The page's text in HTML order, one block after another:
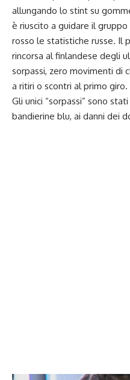
allungando lo stint su
è riuscito a guidare il
rosso le statistiche russe. Il
rincorsa al finlandese degli
sorpassi, zero movimenti di
a ritiri o scontri al primo giro.
Gli unici “sorpassi” sono
bandierine blu, ai danni dei